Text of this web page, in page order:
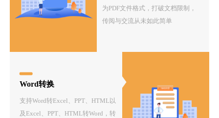
为PDF文件格式，打破文档限制，
传阅与交流从未如此简单
Word转换
支持Word转Excel、PPT、HTML以
及Excel、PPT、HTML转Word，转